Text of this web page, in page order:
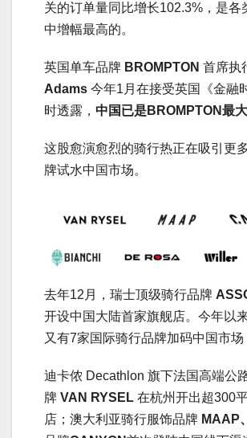
关的订单量同比增长102.3%，是各
中增幅最高的。
英国单车品牌 BROMPTON 首席执
Adams 今年1月在接受英国《金融
时透露， 中国已是BROMPTON最
这股愈演愈烈的骑行热正在吸引更
牌试水中国市场。
去年12月，瑞士顶级骑行品牌
开设中国大陆首家旗舰店。今年以
又有7家国际骑行品牌加码中国市场
迪卡侬 Decathlon 旗下法国高端公
牌 VAN RYSEL 在杭州开出超300
店；澳大利亚骑行服饰品牌 MAAP、